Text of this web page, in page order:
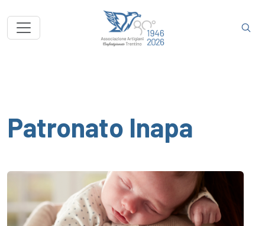
Patronato Inapa